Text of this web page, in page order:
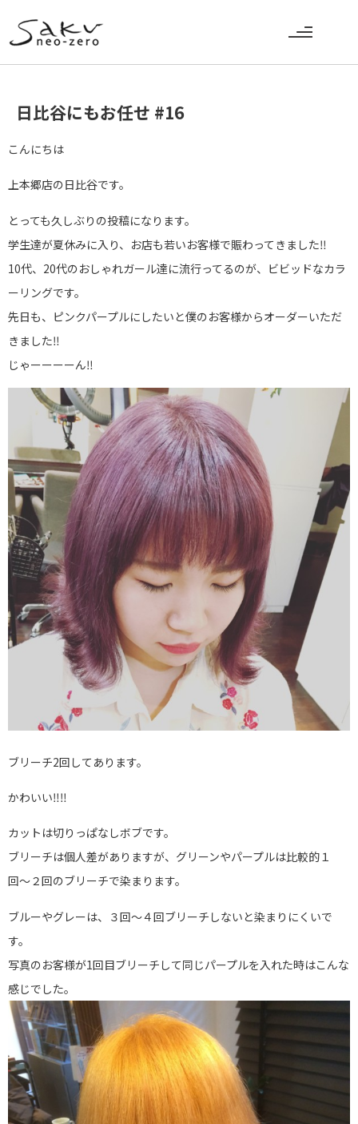
日比谷にもお任せ #16
こんにちは
上本郷店の日比谷です。
とっても久しぶりの投稿になります。
学生達が夏休みに入り、お店も若いお客様で賑わってきました‼︎
10代、20代のおしゃれガール達に流行ってるのが、ビビッドなカラ
ーリングです。
先日も、ピンクパープルにしたいと僕のお客様からオーダーいただ
きました‼︎
じゃーーーーん‼︎
ブリーチ2回してあります。
かわいい‼︎‼︎
カットは切りっぱなしボブです。
ブリーチは個人差がありますが、グリーンやパープルは比較的１
回〜２回のブリーチで染まります。
ブルーやグレーは、３回〜４回ブリーチしないと染まりにくいで
す。
写真のお客様が1回目ブリーチして同じパープルを入れた時はこんな
感じでした。